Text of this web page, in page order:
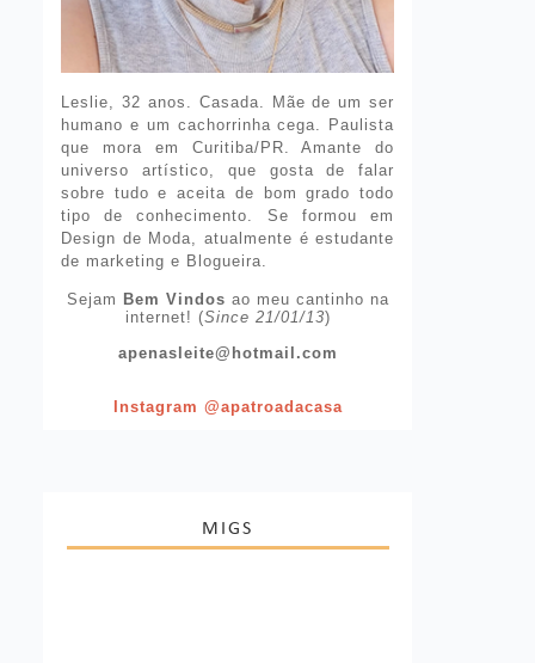
Leslie, 32 anos. Casada. Mãe de um ser
humano e um cachorrinha cega. Paulista
que mora em Curitiba/PR. Amante do
universo artístico, que gosta de falar
sobre tudo e aceita de bom grado todo
tipo de conhecimento. Se formou em
Design de Moda, atualmente é estudante
de marketing e Blogueira.
Sejam Bem Vindos ao meu cantinho na
internet! (Since 21/01/13)
apenasleite@hotmail.com
Instagram @apatroadacasa
MIGS